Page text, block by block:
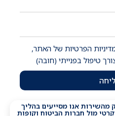
הפרטיות של האתר,
טיפול בפנייתי (חובה)
אנו מסייעים בהליך
מול חברות הביטוח וקופות